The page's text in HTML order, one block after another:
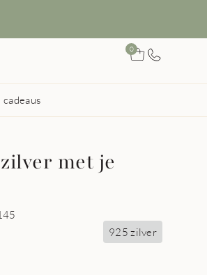
0
cadeaus
met je
925 zilver